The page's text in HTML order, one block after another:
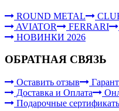
ROUND METAL
AVIATOR
FERRARI
НОВИНКИ 2026
ОБРАТНАЯ СВЯЗЬ
Оставить отзыв
Доставка и Оплата
Подарочные